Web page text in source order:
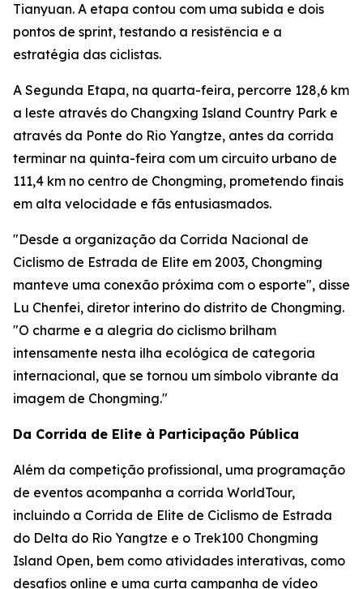
Tianyuan. A etapa contou com uma subida e dois
pontos de sprint, testando a resistência e a
estratégia das ciclistas.
A Segunda Etapa, na quarta-feira, percorre 128,6 km
a leste através do Changxing Island Country Park e
através da Ponte do Rio Yangtze, antes da corrida
terminar na quinta-feira com um circuito urbano de
111,4 km no centro de Chongming, prometendo finais
em alta velocidade e fãs entusiasmados.
"Desde a organização da Corrida Nacional de
Ciclismo de Estrada de Elite em 2003, Chongming
manteve uma conexão próxima com o esporte", disse
Lu Chenfei, diretor interino do distrito de Chongming.
"O charme e a alegria do ciclismo brilham
intensamente nesta ilha ecológica de categoria
internacional, que se tornou um símbolo vibrante da
imagem de Chongming."
Da Corrida de Elite à Participação Pública
Além da competição profissional, uma programação
de eventos acompanha a corrida WorldTour,
incluindo a Corrida de Elite de Ciclismo de Estrada
do Delta do Rio Yangtze e o Trek100 Chongming
Island Open, bem como atividades interativas, como
desafios online e uma curta campanha de vídeo